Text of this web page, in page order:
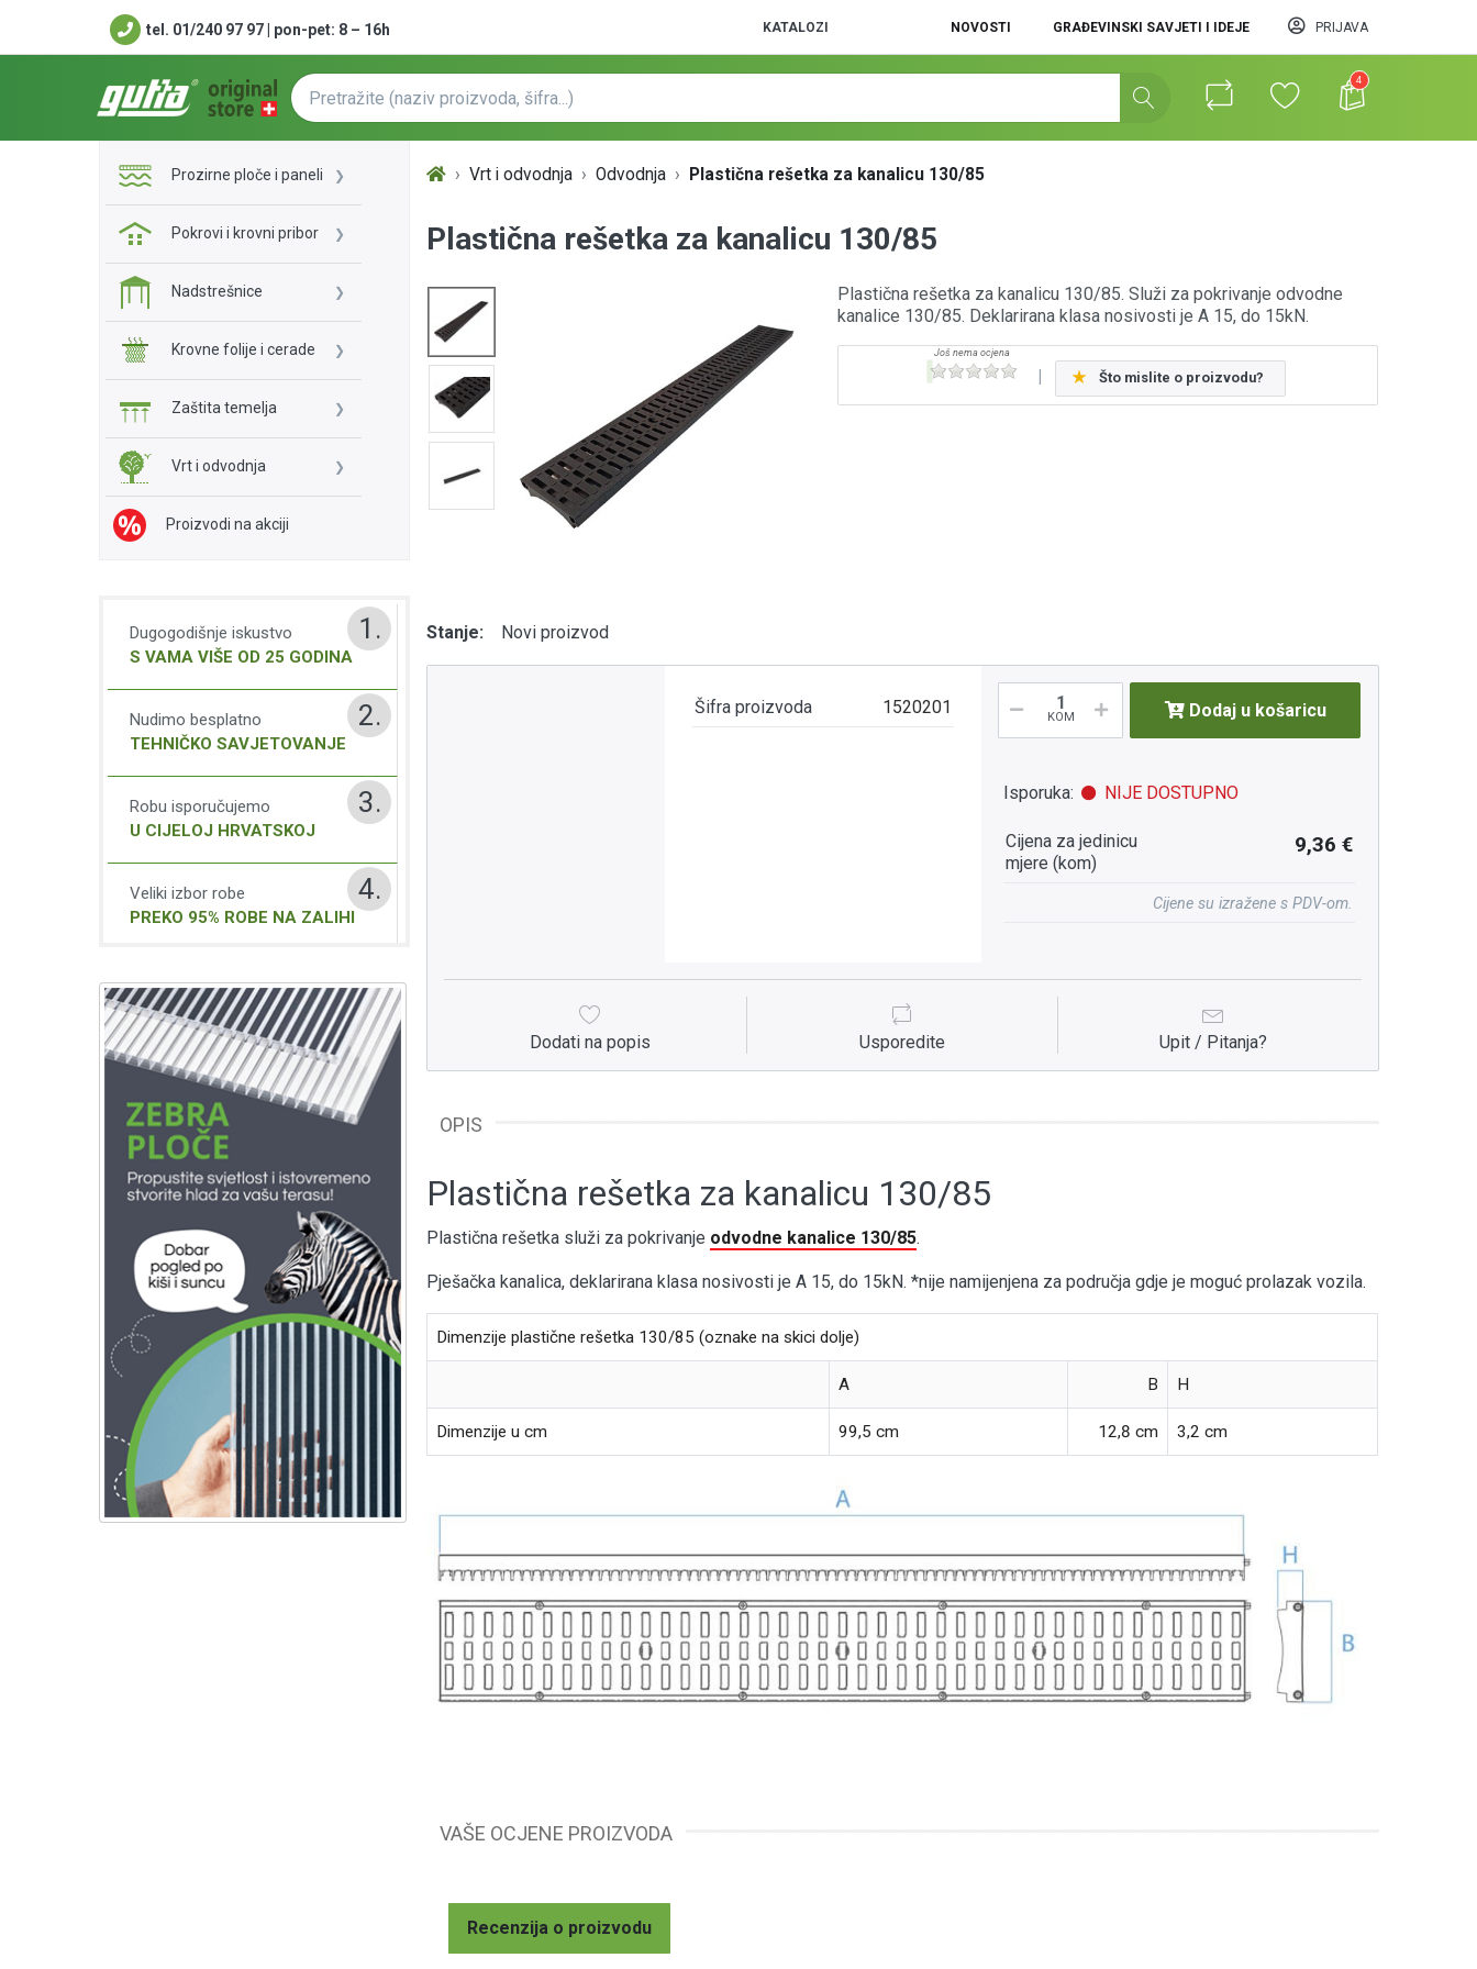
tel. 01/240 97 97 | pon-pet: 8 – 16h KATALOZI NOVOSTI GRAĐEVINSKI SAVJETI I IDEJE PRIJAVA
4
Prozirne ploče i paneli
Pokrovi i krovni pribor
Nadstrešnice
Krovne folije i cerade
Zaštita temelja
Vrt i odvodnja
Proizvodi na akciji
1.
Dugogodišnje iskustvo
S VAMA VIŠE OD 25 GODINA
2.
Nudimo besplatno
TEHNIČKO SAVJETOVANJE
3.
Robu isporučujemo
U CIJELOJ HRVATSKOJ
4.
Veliki izbor robe
PREKO 95% ROBE NA ZALIHI
Vrt i odvodnja Odvodnja Plastična rešetka za kanalicu 130/85
Plastična rešetka za kanalicu 130/85
Plastična rešetka za kanalicu 130/85. Služi za pokrivanje odvodne
kanalice 130/85. Deklarirana klasa nosivosti je A 15, do 15kN.
Što mislite o proizvodu?
Stanje: Novi proizvod
Šifra proizvoda 1520201 KOM Dodaj u košaricu
Isporuka: NIJE DOSTUPNO
Cijena za jedinicu
mjere (kom)
9,36 €
Cijene su izražene s PDV-om.
Dodati na popis Usporedite Upit / Pitanja?
OPIS
Plastična rešetka za kanalicu 130/85
Plastična rešetka služi za pokrivanje odvodne kanalice 130/85.
Pješačka kanalica, deklarirana klasa nosivosti je A 15, do 15kN. *nije namijenjena za područja gdje je moguć prolazak vozila.
Dimenzije plastične rešetka 130/85 (oznake na skici dolje)
A B H
Dimenzije u cm 99,5 cm 12,8 cm 3,2 cm
VAŠE OCJENE PROIZVODA
Recenzija o proizvodu